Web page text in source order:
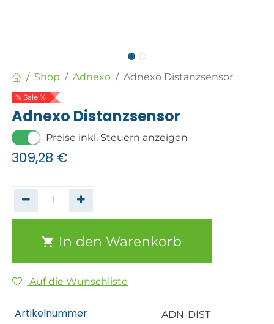
Shop Adnexo Adnexo Distanzsensor
% Sale %
Adnexo Distanzsensor
Preise inkl. Steuern anzeigen
309,28 €
In den Warenkorb
Auf die Wunschliste
Artikelnummer ADN-DIST